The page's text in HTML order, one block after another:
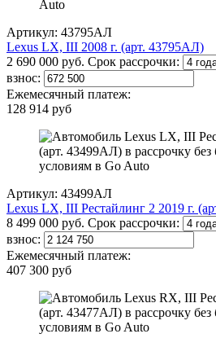
Артикул: 43795АЛ
Lexus LX, III 2008 г. (арт. 43795АЛ)
2 690 000 руб. Срок рассрочки:
взнос:
Ежемесячный платеж:
128 914 руб
Артикул: 43499АЛ
Lexus LX, III Рестайлинг 2 2019 г.
8 499 000 руб. Срок рассрочки:
взнос:
Ежемесячный платеж:
407 300 руб